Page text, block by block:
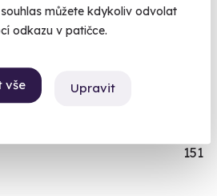
můžete kdykoliv odvolat
odkazu v patičce.
vše Upravit
151